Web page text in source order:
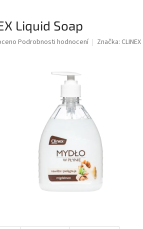
Liquid Soap
Podrobnosti hodnocení Značka: CLINEX